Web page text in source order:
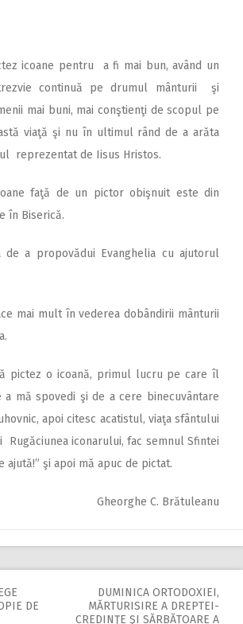
icoane pentru a fi mai bun, având un
continuă pe drumul mânturii şi
mai buni, mai conştienţi de scopul pe
viaţă şi nu în ultimul rând de a arăta
reprezentat de Iisus Hristos.
faţă de un pictor obişnuit este din
în Biserică.
a propovădui Evanghelia cu ajutorul
mai mult în vederea dobândirii mânturii
pictez o icoană, primul lucru pe care îl
a mă spovedi şi de a cere binecuvântare
apoi citesc acatistul, viaţa sfântului
iconarului, fac semnul Sfintei
ajută!” şi apoi mă apuc de pictat.
Gheorghe C. Brătuleanu
DE
DUMINICA ORTODOXIEI,
MĂRTURISIRE A DREPTEI-
CREDINŢE ŞI SĂRBĂTOARE A